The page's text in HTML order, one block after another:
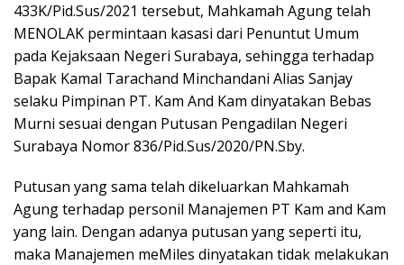
433K/Pid.Sus/2021 tersebut, Mahkamah Agung telah
MENOLAK permintaan kasasi dari Penuntut Umum
pada Kejaksaan Negeri Surabaya, sehingga terhadap
Bapak Kamal Tarachand Minchandani Alias Sanjay
selaku Pimpinan PT. Kam And Kam dinyatakan Bebas
Murni sesuai dengan Putusan Pengadilan Negeri
Surabaya Nomor 836/Pid.Sus/2020/PN.Sby.
Putusan yang sama telah dikeluarkan Mahkamah
Agung terhadap personil Manajemen PT Kam and Kam
yang lain. Dengan adanya putusan yang seperti itu,
maka Manajemen meMiles dinyatakan tidak melakukan